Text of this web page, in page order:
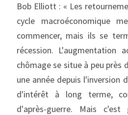
Bob Elliott : « Les
cycle macroéconomique
commencer, mais ils se
récession. L'augmentation
chômage se situe à peu près
une année depuis l'inversion
d'intérêt à long terme,
d'après-guerre. Mais c'est